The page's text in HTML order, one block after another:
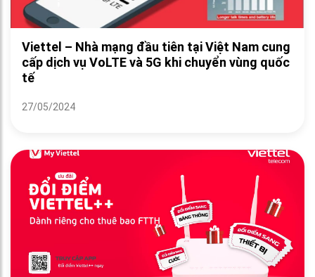
Viettel – Nhà mạng đầu tiên tại Việt Nam cung
cấp dịch vụ VoLTE và 5G khi chuyển vùng quốc
tế
27/05/2024